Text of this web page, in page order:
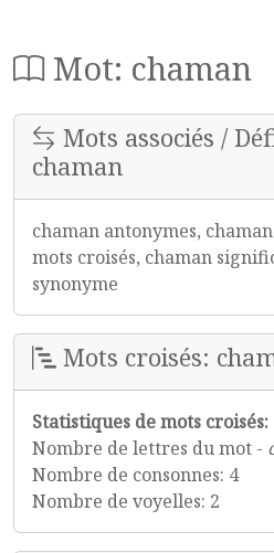
Mot: chaman
Mots associés /
chaman
chaman antonymes,
mots croisés, chaman
synonyme
Mots croisés:
Statistiques de mots croisés:
Nombre de lettres du mot -
Nombre de consonnes: 4
Nombre de voyelles: 2